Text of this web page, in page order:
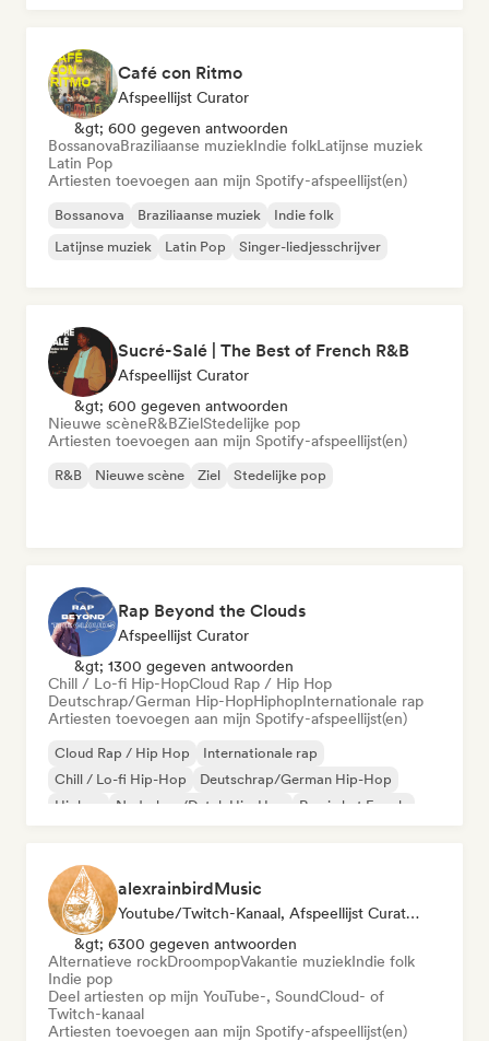
Café con Ritmo
Afspeellijst Curator
&gt; 600 gegeven antwoorden
BossanovaBraziliaanse muziekIndie folkLatijnse muziek
Latin Pop
Artiesten toevoegen aan mijn Spotify-afspeellijst(en)
Bossanova Braziliaanse muziek
Indie folk
Latijnse muziek
Latin Pop Singer-liedjesschrijver
Sucré-Salé | The Best of French R&B
Afspeellijst Curator
&gt; 600 gegeven antwoorden
Nieuwe scèneR&BZielStedelijke pop
Artiesten toevoegen aan mijn Spotify-afspeellijst(en)
R&B Nieuwe scène Ziel Stedelijke pop
Rap Beyond the Clouds
Afspeellijst Curator
&gt; 1300 gegeven antwoorden
Chill / Lo-fi Hip-HopCloud Rap / Hip Hop
Deutschrap/German Hip-HopHiphopInternationale rap
Artiesten toevoegen aan mijn Spotify-afspeellijst(en)
Cloud Rap / Hip Hop
Internationale rap
Chill / Lo-fi Hip-Hop
Deutschrap/German Hip-Hop
Hiphop
Nederhop/Dutch Hip-Hop
Rap in het Engels
alexrainbirdMusic
Youtube/Twitch-Kanaal, Afspeellijst Curator
&gt; 6300 gegeven antwoorden
Alternatieve rockDroompopVakantie muziekIndie folk
Indie pop
Deel artiesten op mijn YouTube-, SoundCloud- of
Twitch-kanaal
Artiesten toevoegen aan mijn Spotify-afspeellijst(en)